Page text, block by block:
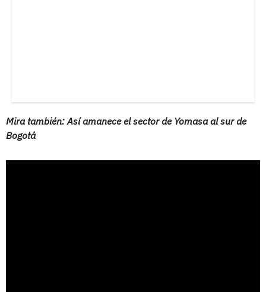
Mira también: Así amanece el sector de Yomasa al sur de
Bogotá